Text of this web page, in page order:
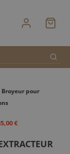
Broyeur pour
€